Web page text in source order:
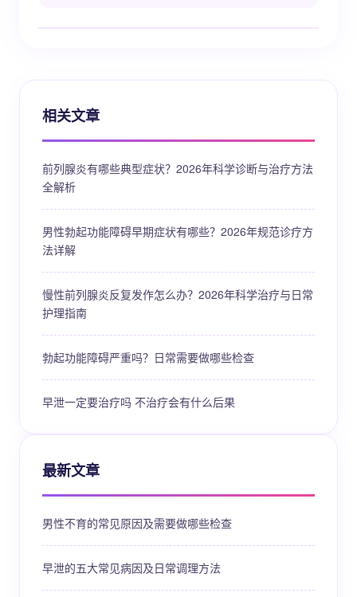
相关文章
前列腺炎有哪些典型症状？2026年科学诊断与治疗方法
全解析
男性勃起功能障碍早期症状有哪些？2026年规范诊疗方
法详解
慢性前列腺炎反复发作怎么办？2026年科学治疗与日常
护理指南
勃起功能障碍严重吗？日常需要做哪些检查
早泄一定要治疗吗 不治疗会有什么后果
最新文章
男性不育的常见原因及需要做哪些检查
早泄的五大常见病因及日常调理方法